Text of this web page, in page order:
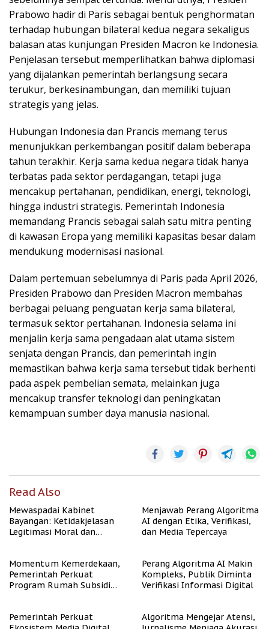
Prabowo hadir di Paris sebagai bentuk penghormatan
terhadap hubungan bilateral kedua negara sekaligus
balasan atas kunjungan Presiden Macron ke Indonesia.
Penjelasan tersebut memperlihatkan bahwa diplomasi
yang dijalankan pemerintah berlangsung secara
terukur, berkesinambungan, dan memiliki tujuan
strategis yang jelas.
Hubungan Indonesia dan Prancis memang terus
menunjukkan perkembangan positif dalam beberapa
tahun terakhir. Kerja sama kedua negara tidak hanya
terbatas pada sektor perdagangan, tetapi juga
mencakup pertahanan, pendidikan, energi, teknologi,
hingga industri strategis. Pemerintah Indonesia
memandang Prancis sebagai salah satu mitra penting
di kawasan Eropa yang memiliki kapasitas besar dalam
mendukung modernisasi nasional.
Dalam pertemuan sebelumnya di Paris pada April 2026,
Presiden Prabowo dan Presiden Macron membahas
berbagai peluang penguatan kerja sama bilateral,
termasuk sektor pertahanan. Indonesia selama ini
menjalin kerja sama pengadaan alat utama sistem
senjata dengan Prancis, dan pemerintah ingin
memastikan bahwa kerja sama tersebut tidak berhenti
pada aspek pembelian semata, melainkan juga
mencakup transfer teknologi dan peningkatan
kemampuan sumber daya manusia nasional.
Read Also
Mewaspadai Kabinet
Bayangan: Ketidakjelasan
Legitimasi Moral dan
Menjawab Perang Algoritma
AI dengan Etika, Verifikasi,
dan Media Tepercaya
Momentum Kemerdekaan,
Pemerintah Perkuat
Program Rumah Subsidi
Perang Algoritma AI Makin
Kompleks, Publik Diminta
Verifikasi Informasi Digital
Pemerintah Perkuat
Algoritma Mengejar Atensi,